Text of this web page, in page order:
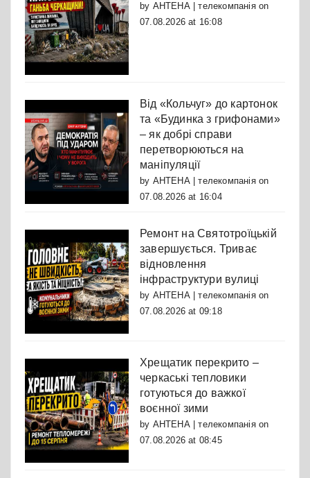
by АНТЕНА | телекомпаніяon
07.08.2026 at 16:08
Від «Кольчуг» до картонок
та «Будинка з грифонами»
– як добрі справи
перетворюються на
маніпуляції
by АНТЕНА | телекомпаніяon
07.08.2026 at 16:04
Ремонт на Святотроїцькій
завершується. Триває
відновлення
інфраструктури вулиці
by АНТЕНА | телекомпаніяon
07.08.2026 at 09:18
Хрещатик перекрито –
черкаські тепловики
готуються до важкої
воєнної зими
by АНТЕНА | телекомпаніяon
07.08.2026 at 08:45